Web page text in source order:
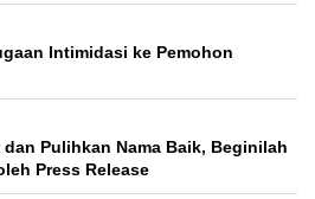
Intimidasi ke Pemohon
Pulihkan Nama Baik, Beginilah
Press Release